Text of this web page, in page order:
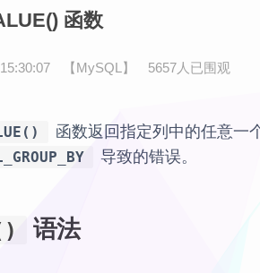
函数
【MySQL】 5657人已围观
函数返回指定列中的任意一
导致的错误。
语法